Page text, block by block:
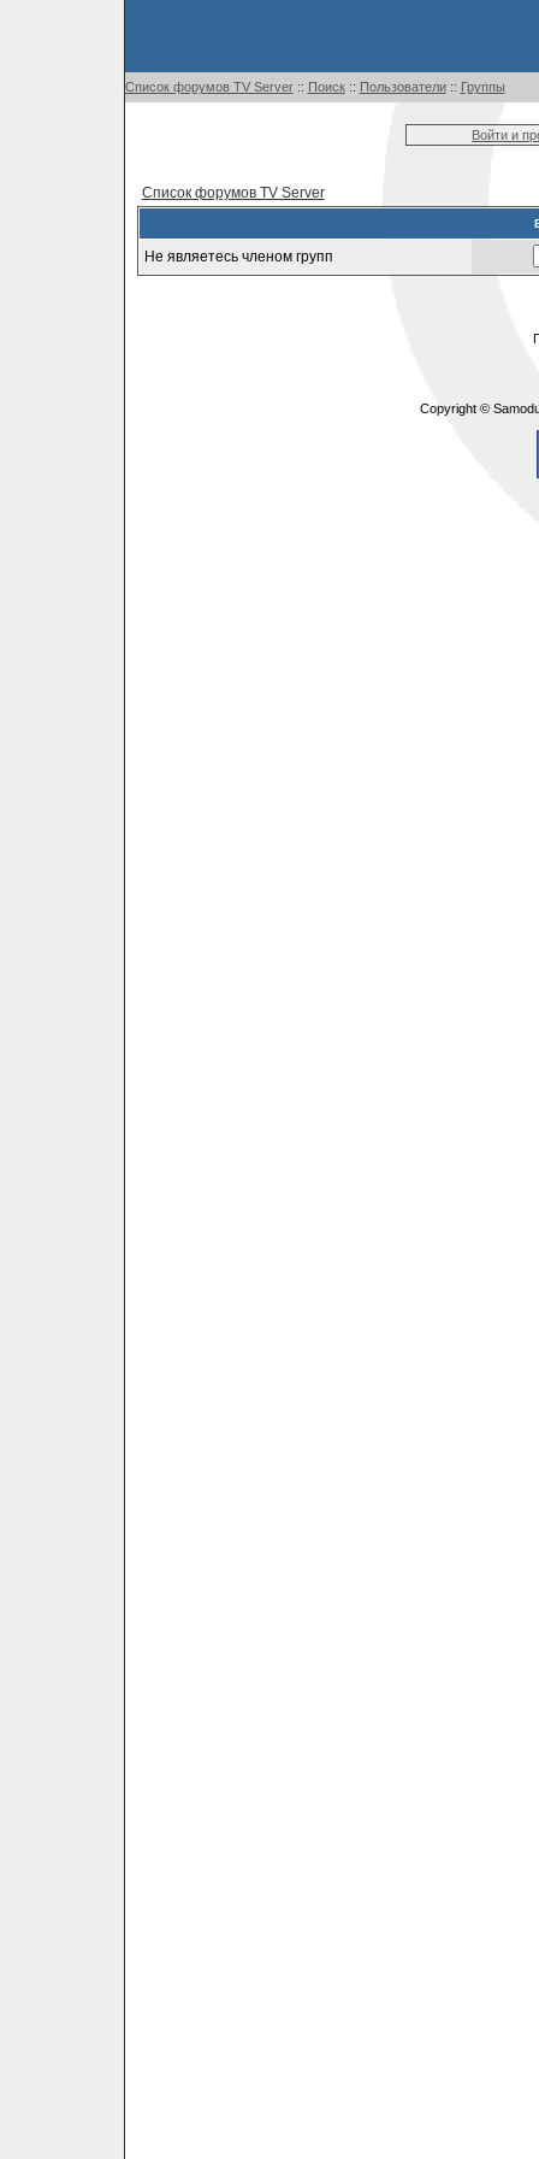
Список форумов TV Server:: Поиск:: Пользователи:: Группы
Войти и
Список форумов TV Server
Не являетесь членом групп
Copyright ©